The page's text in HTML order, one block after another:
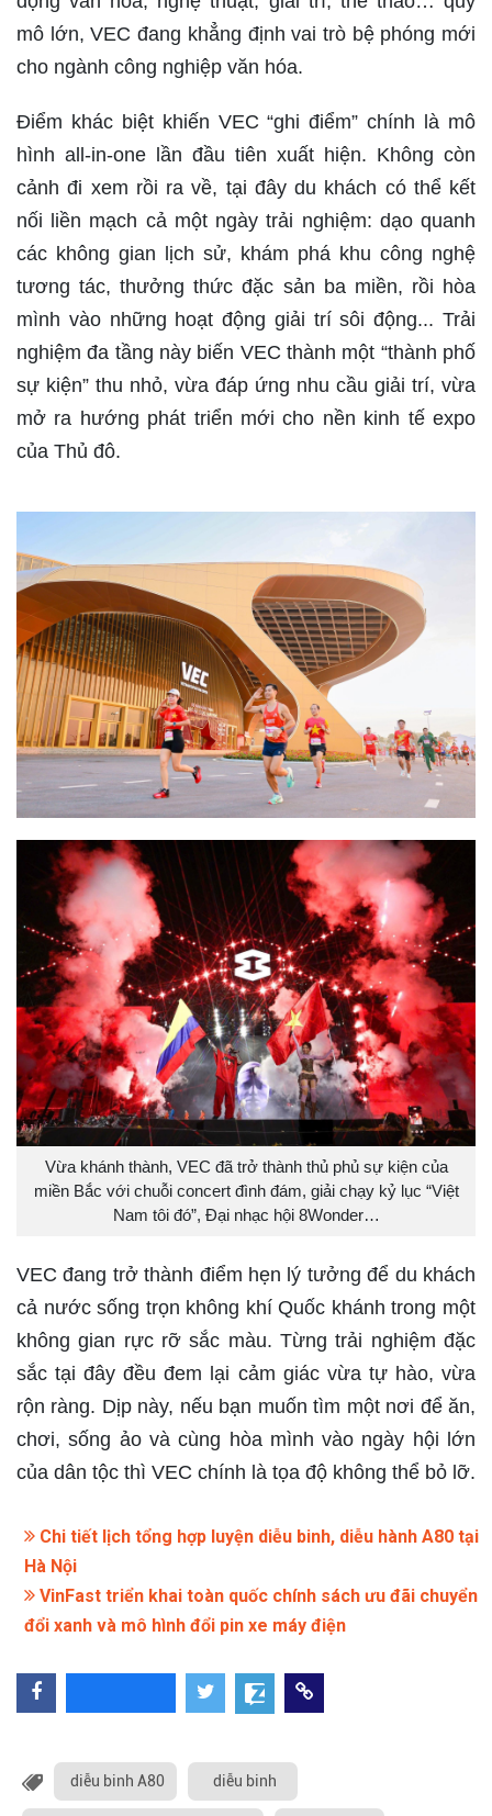
mô lớn, VEC đang khẳng định vai trò bệ phóng mới
cho ngành công nghiệp văn hóa.
Điểm khác biệt khiến VEC “ghi điểm” chính là mô
hình all-in-one lần đầu tiên xuất hiện. Không còn
cảnh đi xem rồi ra về, tại đây du khách có thể kết
nối liền mạch cả một ngày trải nghiệm: dạo quanh
các không gian lịch sử, khám phá khu công nghệ
tương tác, thưởng thức đặc sản ba miền, rồi hòa
mình vào những hoạt động giải trí sôi động... Trải
nghiệm đa tầng này biến VEC thành một “thành phố
sự kiện” thu nhỏ, vừa đáp ứng nhu cầu giải trí, vừa
mở ra hướng phát triển mới cho nền kinh tế expo
của Thủ đô.
Vừa khánh thành, VEC đã trở thành thủ phủ sự kiện của
miền Bắc với chuỗi concert đình đám, giải chạy kỷ lục “Việt
Nam tôi đó”, Đại nhạc hội 8Wonder…
VEC đang trở thành điểm hẹn lý tưởng để du khách
cả nước sống trọn không khí Quốc khánh trong một
không gian rực rỡ sắc màu. Từng trải nghiệm đặc
sắc tại đây đều đem lại cảm giác vừa tự hào, vừa
rộn ràng. Dịp này, nếu bạn muốn tìm một nơi để ăn,
chơi, sống ảo và cùng hòa mình vào ngày hội lớn
của dân tộc thì VEC chính là tọa độ không thể bỏ lỡ.​
Chi tiết lịch tổng hợp luyện diễu binh, diễu hành A80 tại
Hà Nội
VinFast triển khai toàn quốc chính sách ưu đãi chuyển
đổi xanh và mô hình đổi pin xe máy điện
diễu binh A80 diễu binh